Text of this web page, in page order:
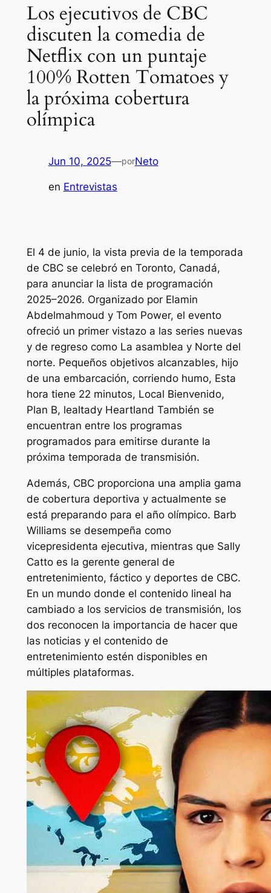
Los ejecutivos de CBC
discuten la comedia de
Netflix con un puntaje
100% Rotten Tomatoes y
la próxima cobertura
olímpica
Jun 10, 2025—porNeto
en Entrevistas
El 4 de junio, la vista previa de la temporada
de CBC se celebró en Toronto, Canadá,
para anunciar la lista de programación
2025–2026. Organizado por Elamin
Abdelmahmoud y Tom Power, el evento
ofreció un primer vistazo a las series nuevas
y de regreso como La asamblea y Norte del
norte. Pequeños objetivos alcanzables, hijo
de una embarcación, corriendo humo, Esta
hora tiene 22 minutos, Local Bienvenido,
Plan B, lealtady Heartland También se
encuentran entre los programas
programados para emitirse durante la
próxima temporada de transmisión.
Además, CBC proporciona una amplia gama
de cobertura deportiva y actualmente se
está preparando para el año olímpico. Barb
Williams se desempeña como
vicepresidenta ejecutiva, mientras que Sally
Catto es la gerente general de
entretenimiento, fáctico y deportes de CBC.
En un mundo donde el contenido lineal ha
cambiado a los servicios de transmisión, los
dos reconocen la importancia de hacer que
las noticias y el contenido de
entretenimiento estén disponibles en
múltiples plataformas.